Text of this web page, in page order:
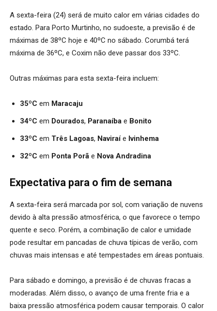
A sexta-feira (24) será de muito calor em várias cidades do
estado. Para Porto Murtinho, no sudoeste, a previsão é de
máximas de 38ºC hoje e 40ºC no sábado. Corumbá terá
máxima de 36ºC, e Coxim não deve passar dos 33ºC.
Outras máximas para esta sexta-feira incluem:
35ºC em Maracaju
34ºC em Dourados, Paranaíba e Bonito
33ºC em Três Lagoas, Naviraíe Ivinhema
32ºC em Ponta Porã e Nova Andradina
Expectativa para o fim de semana
A sexta-feira será marcada por sol, com variação de nuvens
devido à alta pressão atmosférica, o que favorece o tempo
quente e seco. Porém, a combinação de calor e umidade
pode resultar em pancadas de chuva típicas de verão, com
chuvas mais intensas e até tempestades em áreas pontuais.
Para sábado e domingo, a previsão é de chuvas fracas a
moderadas. Além disso, o avanço de uma frente fria e a
baixa pressão atmosférica podem causar temporais. O calor